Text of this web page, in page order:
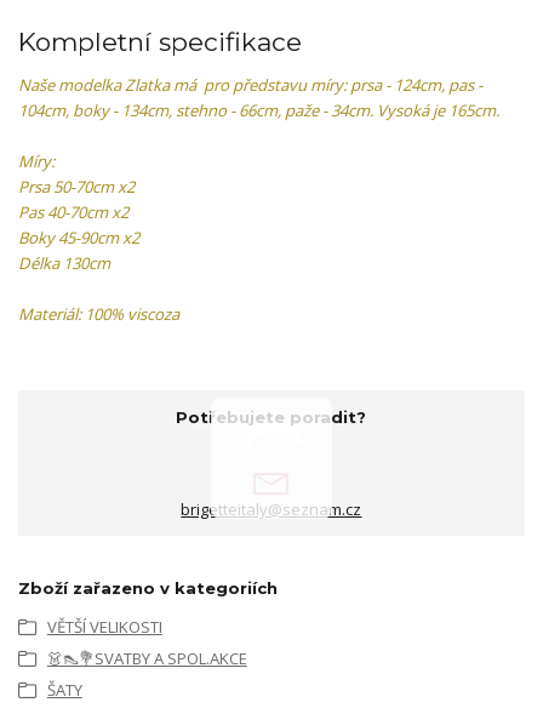
Kompletní specifikace
Naše modelka Zlatka má pro představu míry: prsa - 124cm, pas -
104cm, boky - 134cm, stehno - 66cm, paže - 34cm. Vysoká je 165cm.
Míry:
Prsa 50-70cm x2
Pas 40-70cm x2
Boky 45-90cm x2
Délka 130cm
Materiál: 100% viscoza
Potřebujete poradit?
brigetteitaly@seznam.cz
Zboží zařazeno v kategoriích
VĚTŠÍ VELIKOSTI
👗👠💐SVATBY A SPOL.AKCE
ŠATY